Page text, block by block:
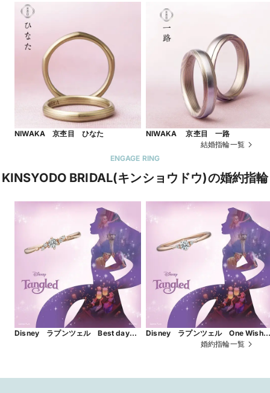
NIWAKA 京杢目 ひなた
NIWAKA 京杢目 一路
結婚指輪一覧
ENGAGE RING
KINSYODO BRIDAL(キンショウドウ)の婚約指輪
Disney ラプンツェル Best day
Disney ラプンツェル One Wish
～ひとつの願い～婚約指輪一覧